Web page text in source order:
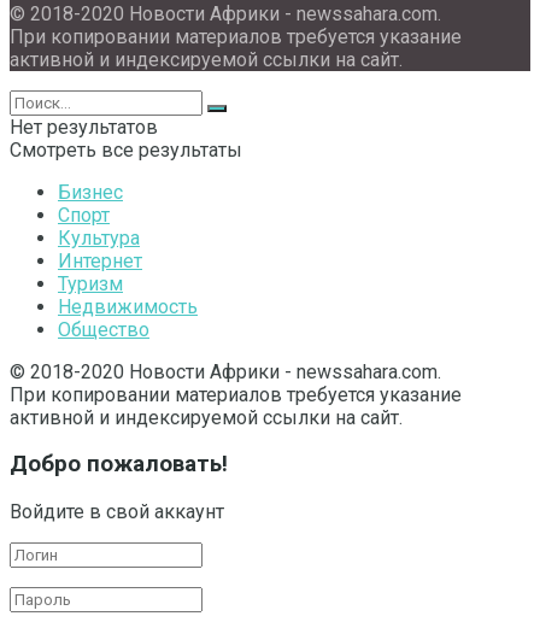
© 2018-2020 Новости Африки - newssahara.com.
При копировании материалов требуется указание
активной и индексируемой ссылки на сайт.
Нет результатов
Смотреть все результаты
Бизнес
Спорт
Культура
Интернет
Туризм
Недвижимость
Общество
© 2018-2020 Новости Африки - newssahara.com.
При копировании материалов требуется указание
активной и индексируемой ссылки на сайт.
Добро пожаловать!
Войдите в свой аккаунт